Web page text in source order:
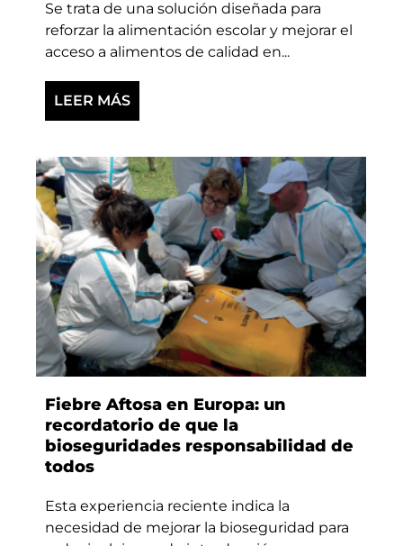
Se trata de una solución diseñada para
reforzar la alimentación escolar y mejorar el
acceso a alimentos de calidad en...
LEER MÁS
Fiebre Aftosa en Europa: un
recordatorio de que la
bioseguridades responsabilidad de
todos
Esta experiencia reciente indica la
necesidad de mejorar la bioseguridad para